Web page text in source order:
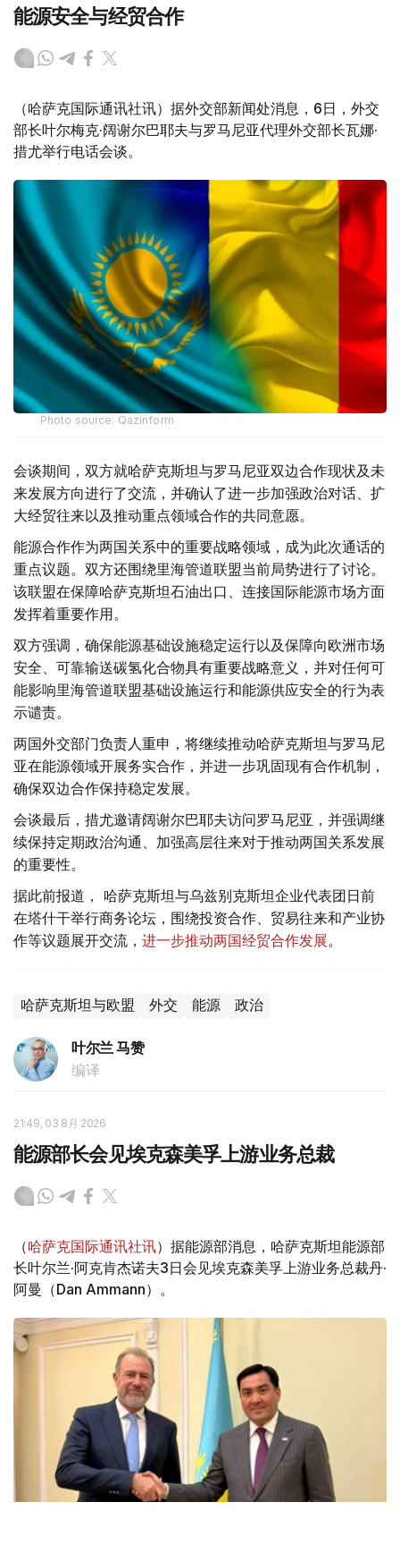
能源安全与经贸合作
（哈萨克国际通讯社讯）据外交部新闻处消息，6日，外交
部长叶尔梅克·阔谢尔巴耶夫与罗马尼亚代理外交部长瓦娜·
措尤举行电话会谈。
Photo source: Qazinform
会谈期间，双方就哈萨克斯坦与罗马尼亚双边合作现状及未
来发展方向进行了交流，并确认了进一步加强政治对话、扩
大经贸往来以及推动重点领域合作的共同意愿。
能源合作作为两国关系中的重要战略领域，成为此次通话的
重点议题。双方还围绕里海管道联盟当前局势进行了讨论。
该联盟在保障哈萨克斯坦石油出口、连接国际能源市场方面
发挥着重要作用。
双方强调，确保能源基础设施稳定运行以及保障向欧洲市场
安全、可靠输送碳氢化合物具有重要战略意义，并对任何可
能影响里海管道联盟基础设施运行和能源供应安全的行为表
示谴责。
两国外交部门负责人重申，将继续推动哈萨克斯坦与罗马尼
亚在能源领域开展务实合作，并进一步巩固现有合作机制，
确保双边合作保持稳定发展。
会谈最后，措尤邀请阔谢尔巴耶夫访问罗马尼亚，并强调继
续保持定期政治沟通、加强高层往来对于推动两国关系发展
的重要性。
据此前报道， 哈萨克斯坦与乌兹别克斯坦企业代表团日前
在塔什干举行商务论坛，围绕投资合作、贸易往来和产业协
作等议题展开交流， 进一步推动两国经贸合作发展。
哈萨克斯坦与欧盟 外交 能源 政治
叶尔兰 马赞
编译
21:49, 03 8月 2026
能源部长会见埃克森美孚上游业务总裁
（哈萨克国际通讯社讯）据能源部消息，哈萨克斯坦能源部
长叶尔兰·阿克肯杰诺夫3日会见埃克森美孚上游业务总裁丹·
阿曼（Dan Ammann）。